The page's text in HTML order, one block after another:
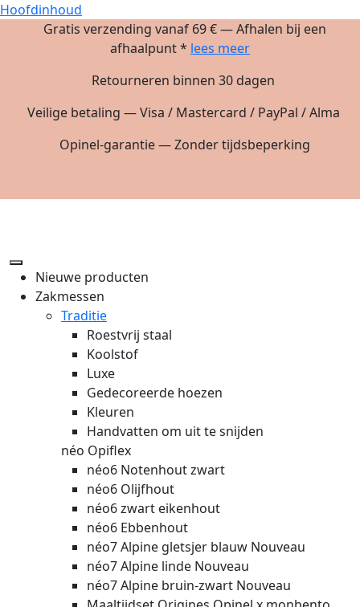
Hoofdinhoud
Gratis verzending vanaf 69 € — Afhalen bij een
afhaalpunt * lees meer
Retourneren binnen 30 dagen
Veilige betaling — Visa / Mastercard / PayPal / Alma
Opinel-garantie — Zonder tijdsbeperking
Nieuwe producten
Zakmessen
Traditie
Roestvrij staal
Koolstof
Luxe
Gedecoreerde hoezen
Kleuren
Handvatten om uit te snijden
néo Opiflex
néo6 Notenhout zwart
néo6 Olijfhout
néo6 zwart eikenhout
néo6 Ebbenhout
néo7 Alpine gletsjer blauw Nouveau
néo7 Alpine linde Nouveau
néo7 Alpine bruin-zwart Nouveau